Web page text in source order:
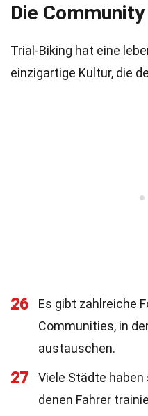
Die
Trial-Biking hat eine
einzigartige Kultur, die
26
Es gibt zahlreiche
Communities, in
austauschen.
27
Viele Städte haben
denen Fahrer